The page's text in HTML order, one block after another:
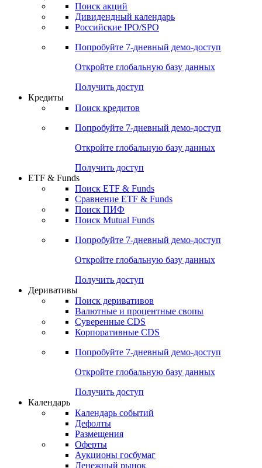
Поиск акций
Дивидендный календарь
Российские IPO/SPO
Попробуйте 7-дневный демо-доступ
Откройте глобальную базу данных
Получить доступ
Кредиты
Поиск кредитов
Попробуйте 7-дневный демо-доступ
Откройте глобальную базу данных
Получить доступ
ETF & Funds
Поиск ETF & Funds
Сравнение ETF & Funds
Поиск ПИФ
Поиск Mutual Funds
Попробуйте 7-дневный демо-доступ
Откройте глобальную базу данных
Получить доступ
Деривативы
Поиск деривативов
Валютные и процентные свопы
Суверенные CDS
Корпоративные CDS
Попробуйте 7-дневный демо-доступ
Откройте глобальную базу данных
Получить доступ
Календарь
Календарь событий
Дефолты
Размещения
Оферты
Аукционы госбумаг
Денежный рынок